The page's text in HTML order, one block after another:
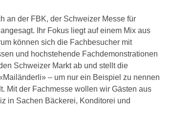
an der FBK, der Schweizer Messe für
Ihr Fokus liegt auf einem Mix aus
können sich die Fachbesucher mit
und hochstehende Fachdemonstrationen
Schweizer Markt ab und stellt die
– um nur ein Beispiel zu nennen
Mit der Fachmesse wollen wir Gästen aus
in Sachen Bäckerei, Konditorei und